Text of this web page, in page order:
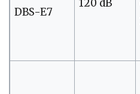
DBS-E7
120 dB